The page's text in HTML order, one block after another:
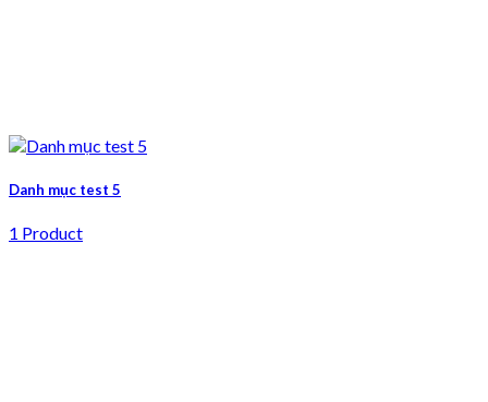
Danh mục test 5
1 Product